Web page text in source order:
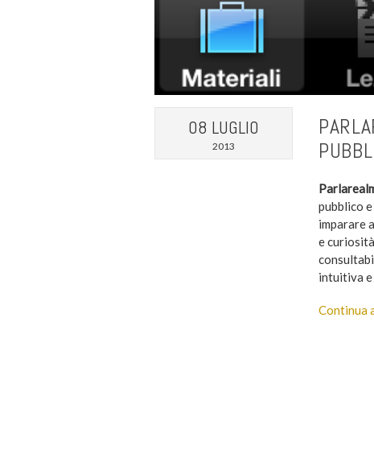
08 LUGLIO
2013
pubblico
imparare
e
intuitiva e
Continua